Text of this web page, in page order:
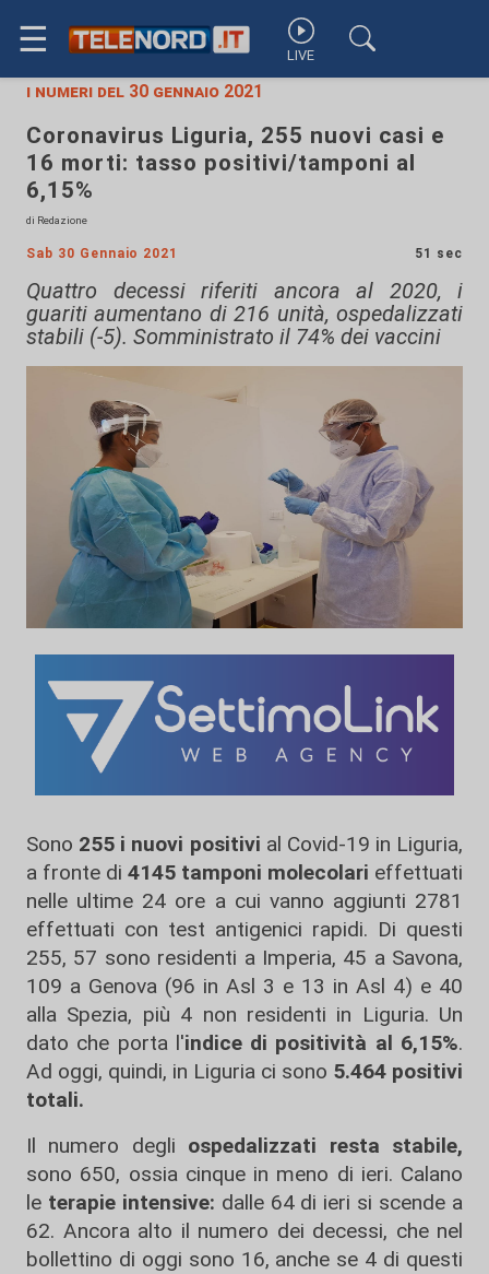
☰ LIVE
i numeri del 30 gennaio 2021
Coronavirus Liguria, 255 nuovi casi e
16 morti: tasso positivi/tamponi al
6,15%
di Redazione
Sab 30 Gennaio 2021 51 sec
Quattro decessi riferiti ancora al 2020, i
guariti aumentano di 216 unità, ospedalizzati
stabili (-5). Somministrato il 74% dei vaccini
Sono 255 i nuovi positivi al Covid-19 in Liguria,
a fronte di 4145 tamponi molecolari effettuati
nelle ultime 24 ore a cui vanno aggiunti 2781
effettuati con test antigenici rapidi. Di questi
255, 57 sono residenti a Imperia, 45 a Savona,
109 a Genova (96 in Asl 3 e 13 in Asl 4) e 40
alla Spezia, più 4 non residenti in Liguria. Un
dato che porta l'indice di positività al 6,15%.
Ad oggi, quindi, in Liguria ci sono 5.464 positivi
totali.
Il numero degli ospedalizzati resta stabile,
sono 650, ossia cinque in meno di ieri. Calano
le terapie intensive: dalle 64 di ieri si scende a
62. Ancora alto il numero dei decessi, che nel
bollettino di oggi sono 16, anche se 4 di questi